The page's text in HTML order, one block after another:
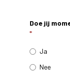
Doe jij
*
Ja
Nee